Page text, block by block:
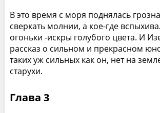
В это время с моря поднялась
сверкать молнии, а кое-где
огоньки -искры голубого цвета. И
рассказ о сильном и прекрасном
таких уж сильных как он, нет на
старухи.
Глава 3